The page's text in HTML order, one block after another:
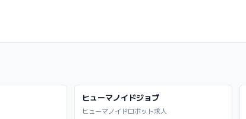
ヒューマノイドジョブ
ヒューマノイドロボット求人